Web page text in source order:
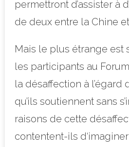
permettront d’assister à
de deux entre la Chine
Mais le plus étrange est
les participants au
la désaffection à l’égard
qu’ils soutiennent sans
raisons de cette
contentent-ils